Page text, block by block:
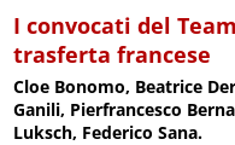
I convocati del
trasferta francese
Cloe Bonomo, Beatrice
Ganili, Pierfrancesco
Luksch, Federico Sana.